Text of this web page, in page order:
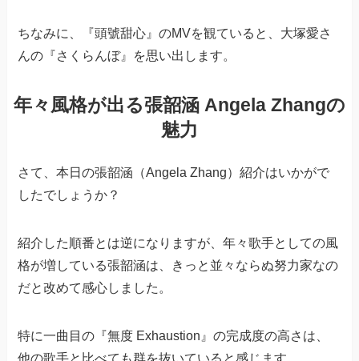
ちなみに、『頭號甜心』のMVを観ていると、大塚愛さ
んの『さくらんぼ』を思い出します。
年々風格が出る張韶涵 Angela Zhangの
魅力
さて、本日の張韶涵（Angela Zhang）紹介はいかがで
したでしょうか？
紹介した順番とは逆になりますが、年々歌手としての風
格が増している張韶涵は、きっと並々ならぬ努力家なの
だと改めて感心しました。
特に一曲目の『無度 Exhaustion』の完成度の高さは、
他の歌手と比べても群を抜いていると感じます。